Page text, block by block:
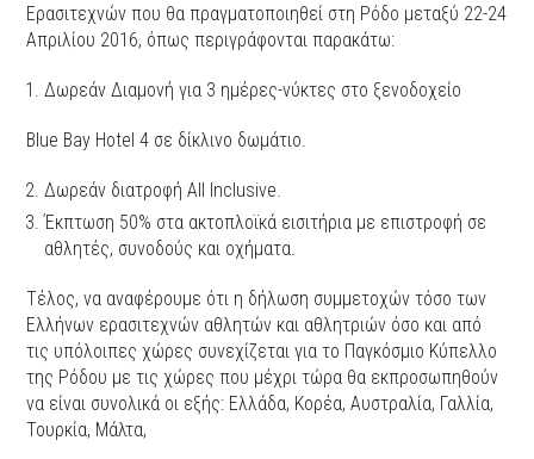
Ερασιτεχνών που θα πραγματοποιηθεί στη Ρόδο μεταξύ 22-24
Απριλίου 2016, όπως περιγράφονται παρακάτω:
Δωρεάν Διαμονή για 3 ημέρες-νύκτες στο ξενοδοχείο
Blue Bay Hotel 4 σε δίκλινο δωμάτιο.
Δωρεάν διατροφή All Inclusive.
Έκπτωση 50% στα ακτοπλοϊκά εισιτήρια με επιστροφή σε
αθλητές, συνοδούς και οχήματα.
Τέλος, να αναφέρουμε ότι η δήλωση συμμετοχών τόσο των
Ελλήνων ερασιτεχνών αθλητών και αθλητριών όσο και από
τις υπόλοιπες χώρες συνεχίζεται για το Παγκόσμιο Κύπελλο
της Ρόδου με τις χώρες που μέχρι τώρα θα εκπροσωπηθούν
να είναι συνολικά οι εξής: Ελλάδα, Κορέα, Αυστραλία, Γαλλία,
Τουρκία, Μάλτα,